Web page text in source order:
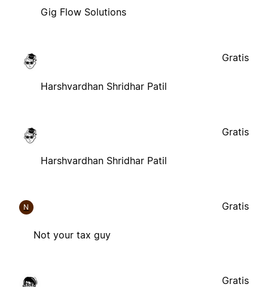
Gig Flow Solutions
Harshvardhan Shridhar Patil
Gratis
Harshvardhan Shridhar Patil
Gratis
N
Not your tax guy
Gratis
Gratis